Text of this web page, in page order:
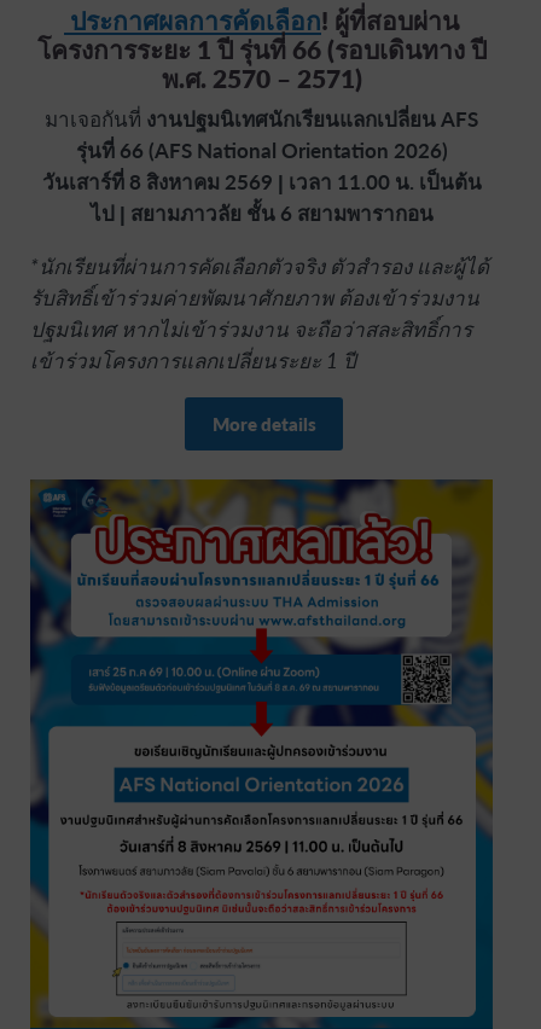
ประกาศผลการคัดเลือก! ผู้ที่สอบผ่าน
โครงการระยะ 1 ปี รุ่นที่ 66 (รอบเดินทาง ปี
พ.ศ. 2570 – 2571)
มาเจอกันที่ งานปฐมนิเทศนักเรียนแลกเปลี่ยน AFS
รุ่นที่ 66 (AFS National Orientation 2026)
วันเสาร์ที่ 8 สิงหาคม 2569 | เวลา 11.00 น. เป็นต้น
ไป | สยามภาวลัย ชั้น 6 สยามพารากอน
*นักเรียนที่ผ่านการคัดเลือกตัวจริง ตัวสำรอง และผู้ได้
รับสิทธิ์เข้าร่วมค่ายพัฒนาศักยภาพ ต้องเข้าร่วมงาน
ปฐมนิเทศ หากไม่เข้าร่วมงาน จะถือว่าสละสิทธิ์การ
เข้าร่วมโครงการแลกเปลี่ยนระยะ 1 ปี
More details